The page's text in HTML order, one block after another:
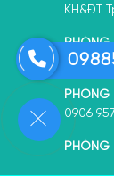
KH&ĐT
PHÒNG
0388
PHÒNG
0906
PHÒNG